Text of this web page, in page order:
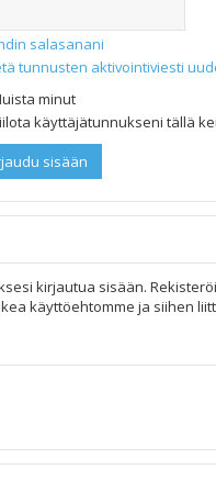
salasanani
tunnusten aktivointiviesti
minut
käyttäjätunnukseni tällä
kirjautua sisään.
käyttöehtomme ja siihen